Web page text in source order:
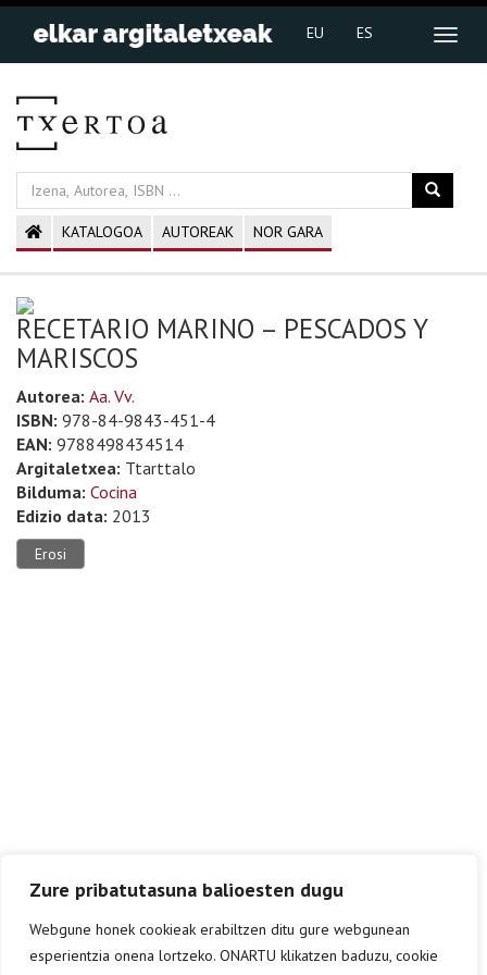
Zure pribatutasuna balioesten dugu
Webgune honek cookieak erabiltzen ditu gure webgunean
esperientzia onena lortzeko. ONARTU klikatzen baduzu, cookie
EU ES
KATALOGOA AUTOREAK NOR GARA
RECETARIO MARINO – PESCADOS Y
MARISCOS
Autorea: Aa. Vv.
ISBN: 978-84-9843-451-4
EAN: 9788498434514
Argitaletxea: Ttarttalo
Bilduma: Cocina
Edizio data: 2013
Erosi